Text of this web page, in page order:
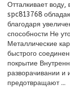
Отталкивает
spc813768
благодаря
способности Не
Металлические
быстрого
покрытие
разворачивании и
предотвращают ...